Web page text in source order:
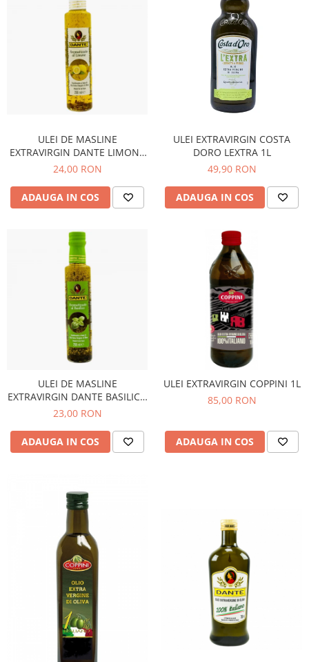
Bere italiana
Vinuri italiene
Bauturi aperitive, alcoolice
Sucuri si bauturi racoritoare
Pandoro si Balocco
Produse fara gluten
Produse de panificatie
Produse de patiserie
ULEI DE MASLINE
EXTRAVIRGIN DANTE LIMONE
250ML
24,00 RON
ADAUGA IN COS
ULEI EXTRAVIRGIN COSTA
DORO LEXTRA 1L
49,90 RON
ADAUGA IN COS
ULEI DE MASLINE
EXTRAVIRGIN DANTE BASILICO
250ML
23,00 RON
ADAUGA IN COS
ULEI EXTRAVIRGIN COPPINI 1L
85,00 RON
ADAUGA IN COS